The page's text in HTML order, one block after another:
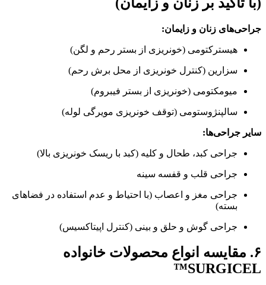
جراحی‌های زنان و زایمان:
هیسترکتومی (خونریزی از بستر رحم و لگن)
سزارین (کنترل خونریزی از محل برش رحم)
میومکتومی (خونریزی از بستر فیبروم)
سالپنژوستومی (توقف خونریزی مویرگی لوله)
سایر جراحی‌ها:
جراحی کبد، طحال و کلیه (کبد با ریسک خونریزی بالا)
جراحی قلب و قفسه سینه
جراحی مغز و اعصاب (با احتیاط و عدم استفاده در فضاهای
بسته)
جراحی گوش و حلق و بینی (کنترل اپیتاکسیس)
۶. مقایسه انواع محصولات خانواده
SURGICEL™